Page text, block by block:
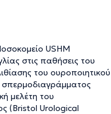
USHM
στις παθήσεις του
του ουροποιητικού
σπερμοδιαγράμματος
μελέτη του
(Bristol Urological